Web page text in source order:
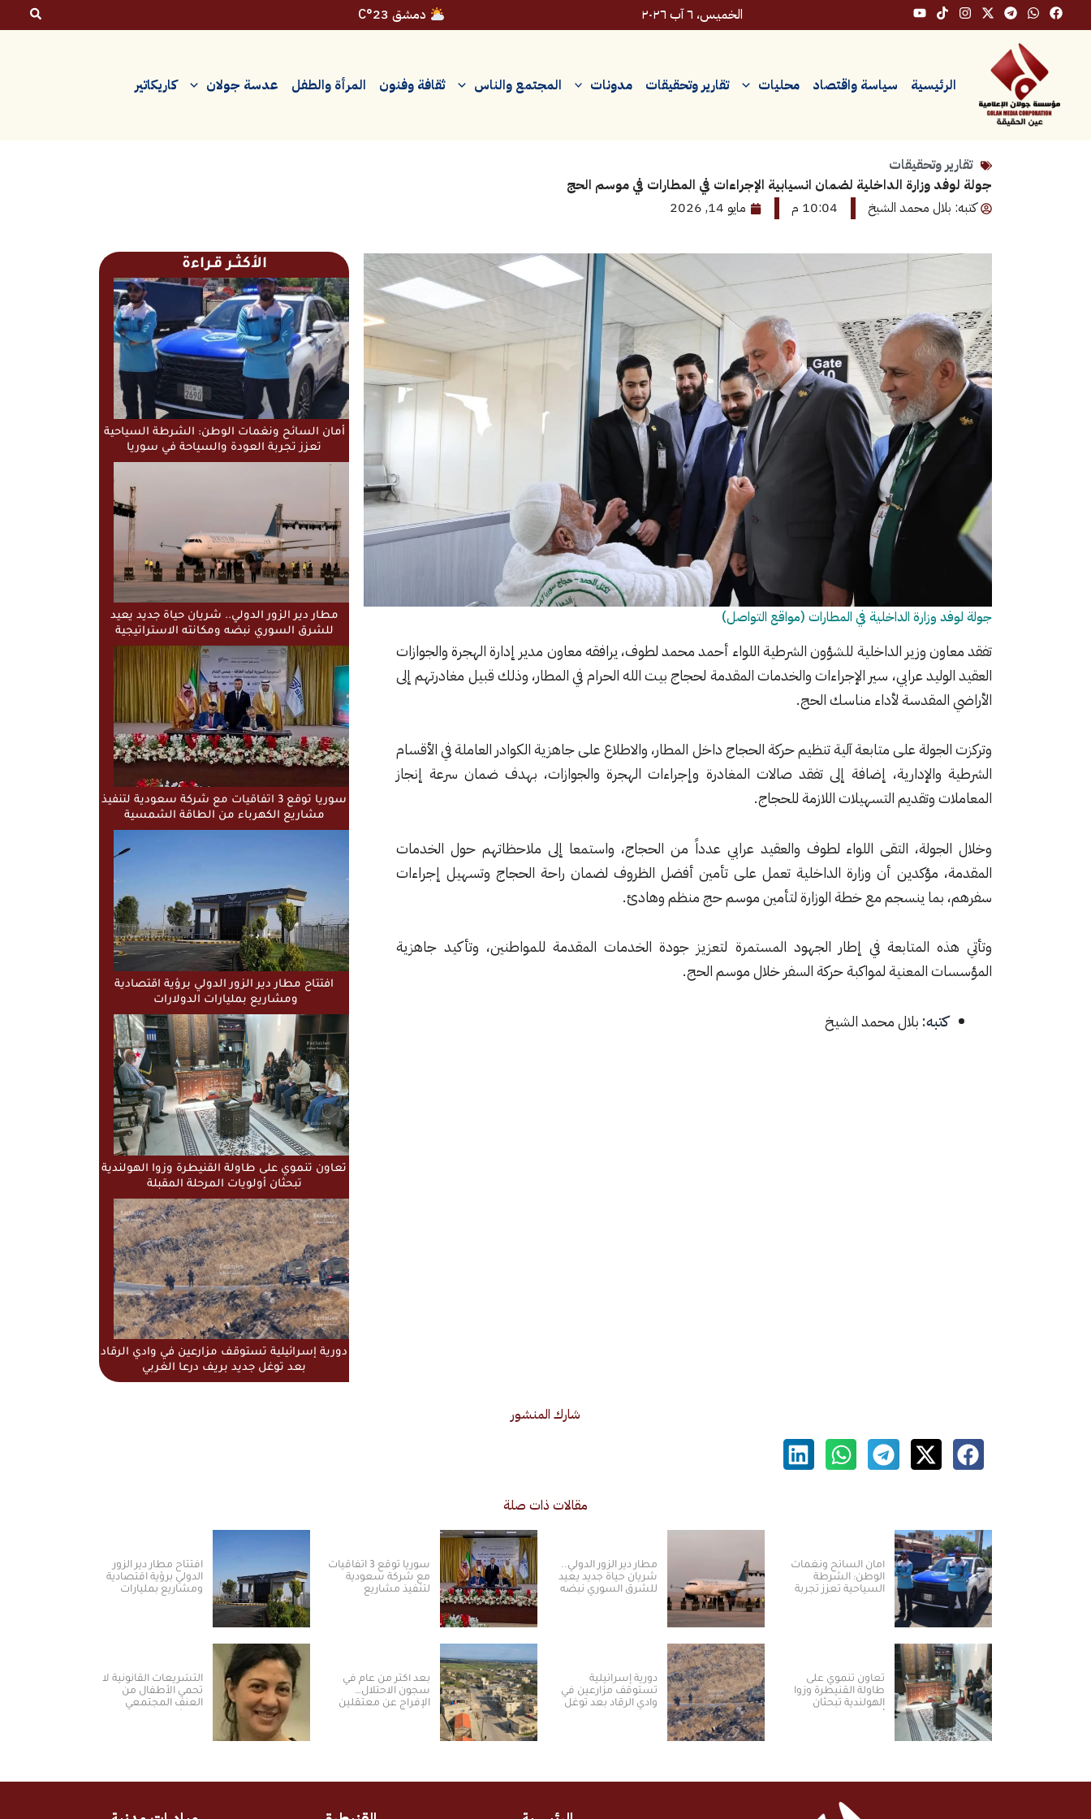
تخطي
إلى
الخميس، ٦ آب ٢٠٢٦ دمشق 23°C
الرئيسية سياسة واقتصاد محليات تقارير وتحقيقات مدونات المجتمع والناس ثقافة وفنون المرأة والطفل عدسة جولان كاريكاتير
تقارير وتحقيقات
جولة لوفد وزارة الداخلية لضمان انسيابية الإجراءات في المطارات في موسم الحج
كتبه: بلال محمد الشيخ
10:04 م مايو 14, 2026
جولة لوفد وزارة الداخلية في المطارات (مواقع التواصل)
تفقد معاون وزير الداخلية للشؤون الشرطية اللواء أحمد محمد لطوف، يرافقه معاون مدير إدارة الهجرة والجوازات
العقيد الوليد عرابي، سير الإجراءات والخدمات المقدمة لحجاج بيت الله الحرام في المطار، وذلك قبيل مغادرتهم إلى
الأراضي المقدسة لأداء مناسك الحج.
وتركزت الجولة على متابعة آلية تنظيم حركة الحجاج داخل المطار، والاطلاع على جاهزية الكوادر العاملة في الأقسام
الشرطية والإدارية، إضافة إلى تفقد صالات المغادرة وإجراءات الهجرة والجوازات، بهدف ضمان سرعة إنجاز
المعاملات وتقديم التسهيلات اللازمة للحجاج.
وخلال الجولة، التقى اللواء لطوف والعقيد عرابي عدداً من الحجاج، واستمعا إلى ملاحظاتهم حول الخدمات
المقدمة، مؤكدين أن وزارة الداخلية تعمل على تأمين أفضل الظروف لضمان راحة الحجاج وتسهيل إجراءات
سفرهم، بما ينسجم مع خطة الوزارة لتأمين موسم حج منظم وهادئ.
وتأتي هذه المتابعة في إطار الجهود المستمرة لتعزيز جودة الخدمات المقدمة للمواطنين، وتأكيد جاهزية
المؤسسات المعنية لمواكبة حركة السفر خلال موسم الحج.
كتبه: بلال محمد الشيخ
الأكثــر قـراءة
أمان السائح ونغمات الوطن: الشرطة السياحية
تعزز تجربة العودة والسياحة في سوريا
مطار دير الزور الدولي.. شريان حياة جديد يعيد
للشرق السوري نبضه ومكانته الاستراتيجية
سوريا توقع 3 اتفاقيات مع شركة سعودية لتنفيذ
مشاريع الكهرباء من الطاقة الشمسية
افتتاح مطار دير الزور الدولي برؤية اقتصادية
ومشاريع بمليارات الدولارات ​
تعاون تنموي على طاولة القنيطرة وزوا الهولندية
تبحثان أولويات المرحلة المقبلة
دورية إسرائيلية تستوقف مزارعين في وادي الرقاد
بعد توغل جديد بريف درعا الغربي
شارك المنشور
مقالات ذات صلة
أمان السائح ونغمات
الوطن: الشرطة
السياحية تعزز تجربة
مطار دير الزور الدولي..
شريان حياة جديد يعيد
للشرق السوري نبضه
سوريا توقع 3 اتفاقيات
مع شركة سعودية
لتنفيذ مشاريع
افتتاح مطار دير الزور
الدولي برؤية اقتصادية
ومشاريع بمليارات
تعاون تنموي على
طاولة القنيطرة وزوا
الهولندية تبحثان
دورية إسرائيلية
تستوقف مزارعين في
وادي الرقاد بعد توغل
بعد أكثر من عام في
سجون الاحتلال…
الإفراج عن معتقلين
التشريعات القانونية لا
تحمي الأطفال من
العنف المجتمعي